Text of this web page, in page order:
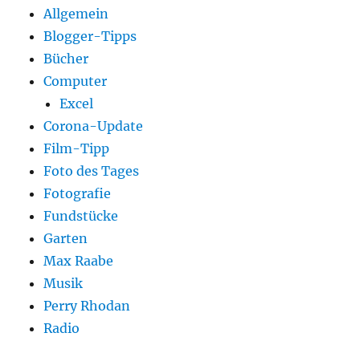
Allgemein
Blogger-Tipps
Bücher
Computer
Excel
Corona-Update
Film-Tipp
Foto des Tages
Fotografie
Fundstücke
Garten
Max Raabe
Musik
Perry Rhodan
Radio